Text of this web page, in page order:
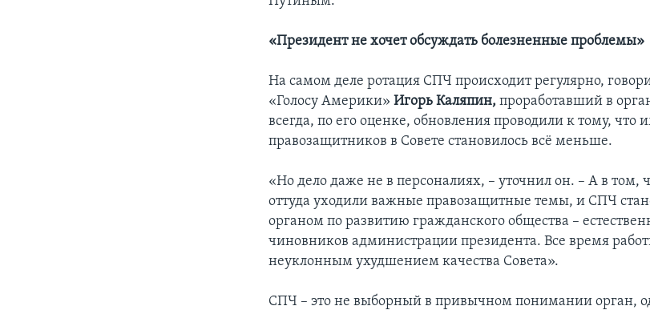
«Президент не хочет обсуждать болезненные проблемы»
На самом деле ротация СПЧ происходит регулярно,
«Голосу Америки»Игорь Каляпин, проработавший в
всегда, по его оценке, обновления проводили к тому, что
правозащитников в Совете становилось всё меньше.
«Но дело даже не в персоналиях, – уточнил он. – А в том,
оттуда уходили важные правозащитные темы, и СПЧ
органом по развитию гражданского общества –
чиновников администрации президента. Все время
неуклонным ухудшением качества Совета».
СПЧ – это не выборный в привычном понимании орган,